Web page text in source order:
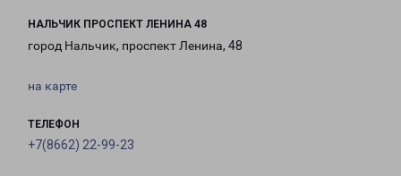
НАЛЬЧИК ПРОСПЕКТ ЛЕНИНА 48
город Нальчик, проспект Ленина, 48
на карте
ТЕЛЕФОН
+7(8662) 22-99-23